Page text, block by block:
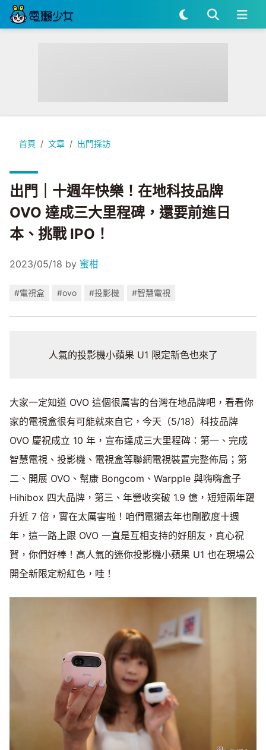
首頁 文章 出門採訪
出門｜十週年快樂！在地科技品牌 OVO 達成三大里程碑，還要
出門｜十週年快樂！在地科技品牌
OVO 達成三大里程碑，還要前進日
本、挑戰 IPO！
2023/05/18 by 蜜柑
#電視盒 #ovo #投影機 #智慧電視
人氣的投影機小蘋果 U1 限定新色也來了
大家一定知道 OVO 這個很厲害的台灣在地品牌吧，看看你
家的電視盒很有可能就來自它，今天（5/18）科技品牌
OVO 慶祝成立 10 年，宣布達成三大里程碑：第一、完成
智慧電視、投影機、電視盒等聯網電視裝置完整佈局；第
二、開展 OVO、幫康 Bongcom、Warpple 與嗨嗨盒子
Hihibox 四大品牌，第三、年營收突破 1.9 億，短短兩年躍
升近 7 倍，實在太厲害啦！咱們電獺去年也剛歡度十週
年，這一路上跟 OVO 一直是互相支持的好朋友，真心祝
賀，你們好棒！高人氣的迷你投影機小蘋果 U1 也在現場公
開全新限定粉紅色，哇！